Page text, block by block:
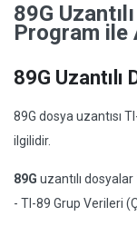
89G
Program ile
89G Uzantılı
89G dosya uzantısı
ilgilidir.
89G uzantılı
- TI-89 Grup Verileri